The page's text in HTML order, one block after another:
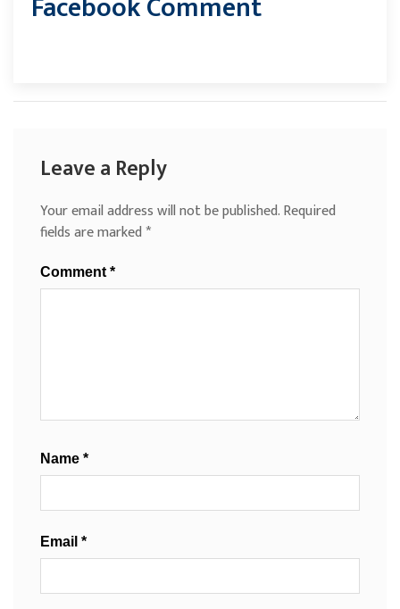
Leave a Reply
Your email address will not be published.Required
fields are marked*
Comment *
Name *
Email *